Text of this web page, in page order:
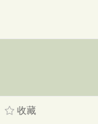
收藏